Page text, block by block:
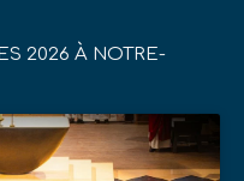
2026 À NOTRE-